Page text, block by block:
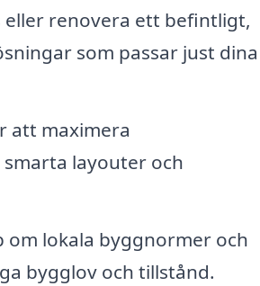
renovera ett befintligt,
som passar just dina
att maximera
layouter och
lokala byggnormer och
bygglov och tillstånd.